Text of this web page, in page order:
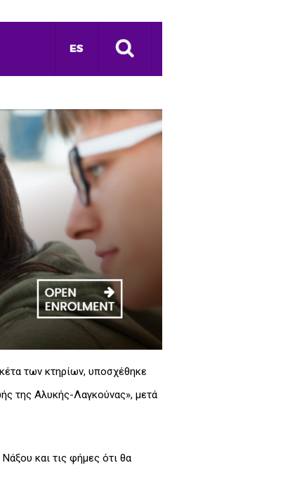
των κτηρίων, υποσχέθηκε
της Αλυκής-Λαγκούνας», μετά
και τις φήμες ότι θα